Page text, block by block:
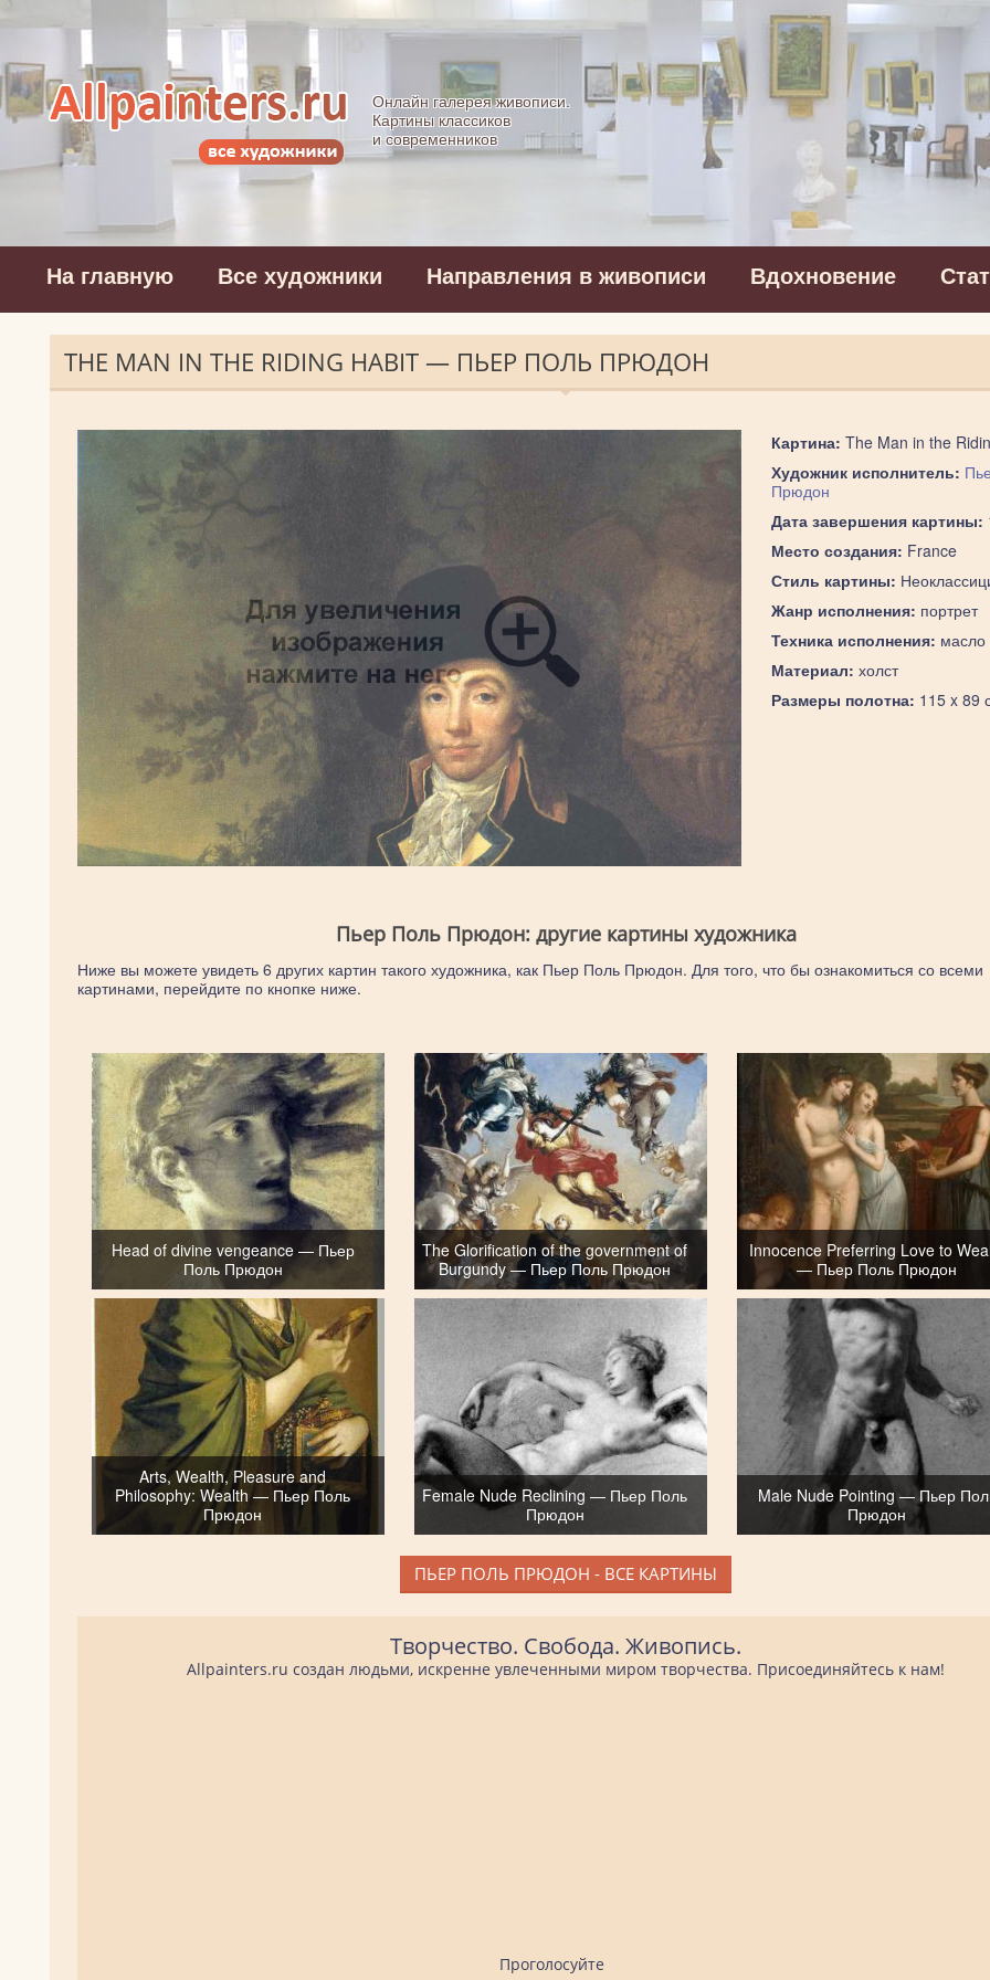
Allpainters.ru - картинная галерея
Онлайн галерея живописи.
Картины классиков
и современников
На главную Все художники Направления в живописи Вдохновение
THE MAN IN THE RIDING HABIT — ПЬЕР ПОЛЬ ПРЮДОН
Картина: The Man in the
Художник исполнитель:
Прюдон
Дата завершения картины:
Место создания: France
Стиль картины:
Жанр исполнения: портрет
Техника исполнения: масло
Материал: холст
Размеры полотна: 115 x 89
Пьер Поль Прюдон: другие картины художника
Ниже вы можете увидеть 6 других картин такого художника, как Пьер Поль Прюдон. Для того, что бы ознакомиться со всеми
картинами, перейдите по кнопке ниже.
Head of divine vengeance — Пьер
Поль Прюдон
The Glorification of the government of
Burgundy — Пьер Поль Прюдон
Innocence Preferring Love to
— Пьер Поль Прюдон
Arts, Wealth, Pleasure and
Philosophy: Wealth — Пьер Поль
Прюдон
Female Nude Reclining — Пьер Поль
Прюдон
Male Nude Pointing — Пьер
Прюдон
ПЬЕР ПОЛЬ ПРЮДОН - ВСЕ КАРТИНЫ
Творчество. Свобода. Живопись.
Allpainters.ru создан людьми, искренне увлеченными миром творчества. Присоединяйтесь к нам!
Проголосуйте